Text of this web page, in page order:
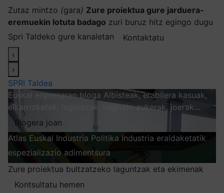
Zutaz mintzo (gara) Zure proiektua gure jarduera-
eremuekin lotuta badago zuri buruz hitz egingo dugu
Spri Taldeko gure kanaletan
Kontaktatu
‹
›
SPRI Taldea
Euskal enpresaren bloga Albisteak, erabilera kasuak,
elkarrizketak, laguntzak, negozio aukerak, joerak…
Blogera joan
Atlas Euskal Industria Politika Industria eraldaketatik
espezializazio adimentsura
Zure proiektua bultzatzeko laguntzak eta ekimenak
Kontsultatu hemen